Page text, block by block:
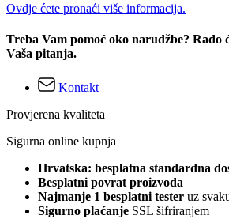
Ovdje ćete pronaći više informacija.
Treba Vam pomoć oko narudžbe? Rado
Vaša pitanja.
Kontakt
Provjerena kvaliteta
Sigurna online kupnja
Hrvatska: besplatna standardna
Besplatni povrat proizvoda
Najmanje 1 besplatni tester uz
Sigurno plaćanje SSL šifriranjem